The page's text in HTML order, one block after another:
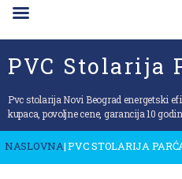
PVC Stolarija
Pvc stolarija Novi Beograd energetski
kupaca, povoljne cene, garancija 10
NASLOVNA| PVC STOLARIJA